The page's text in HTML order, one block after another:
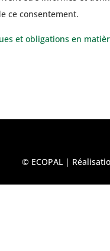
ce consentement.
et obligations en
© ECOPAL |